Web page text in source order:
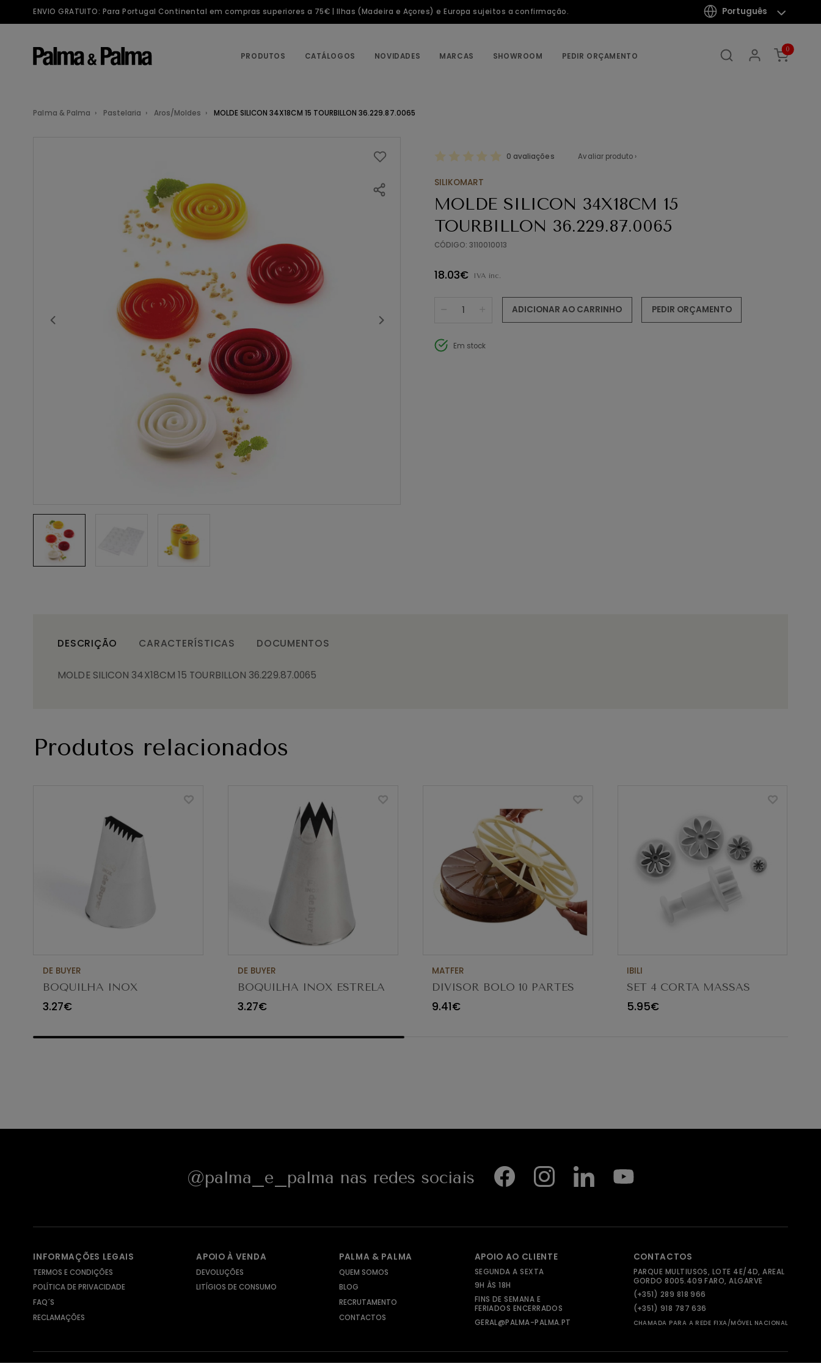
ENVIO GRATUITO: Para Portugal Continental em compras superiores a 75€ | Ilhas (Madeira e Açores) e Europa sujeitos a confirmação. Português
PRODUTOS CATÁLOGOS NOVIDADES MARCAS SHOWROOM PEDIR ORÇAMENTO
0
Palma & Palma Pastelaria Aros/Moldes MOLDE SILICON 34X18CM 15 TOURBILLON 36.229.87.0065
0 avaliações Avaliar produto ›
SILIKOMART
MOLDE SILICON 34X18CM 15
TOURBILLON 36.229.87.0065
CÓDIGO: 3110010013
18.03€ IVA inc.
ADICIONAR AO CARRINHO PEDIR ORÇAMENTO
Em stock
DESCRIÇÃO CARACTERÍSTICAS DOCUMENTOS
MOLDE SILICON 34X18CM 15 TOURBILLON 36.229.87.0065
Produtos relacionados
DE BUYER
BOQUILHA INOX
PLANA+6 DENTES
3.27€
DE BUYER
BOQUILHA INOX ESTRELA
F8 ø18MM (8 DENTES)
3.27€
MATFER
DIVISOR BOLO 10 PARTES
9.41€
IBILI
SET 4 CORTA MASSAS
MARGARIDA 788406
5.95€
@palma_e_palma nas redes sociais
INFORMAÇÕES LEGAIS
TERMOS E CONDIÇÕES
POLÍTICA DE PRIVACIDADE
FAQ´S
RECLAMAÇÕES
APOIO À VENDA
DEVOLUÇÕES
LITÍGIOS DE CONSUMO
PALMA & PALMA
QUEM SOMOS
BLOG
RECRUTAMENTO
CONTACTOS
APOIO AO CLIENTE
SEGUNDA A SEXTA
9H ÀS 18H
FINS DE SEMANA E
FERIADOS ENCERRADOS
GERAL@PALMA-PALMA.PT
CONTACTOS
PARQUE MULTIUSOS, LOTE 4E/4D, AREAL
GORDO 8005.409 FARO, ALGARVE
(+351) 289 818 966
(+351) 918 787 636
CHAMADA PARA A REDE FIXA/MÓVEL NACIONAL